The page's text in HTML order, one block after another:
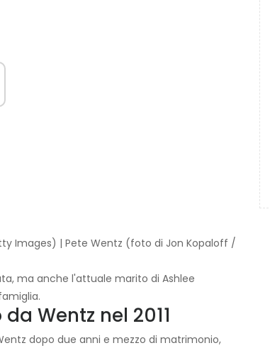
Images) | Pete Wentz (foto di Jon Kopaloff /
ma anche l'attuale marito di Ashlee
Wentz nel 2011
dopo due anni e mezzo di matrimonio,